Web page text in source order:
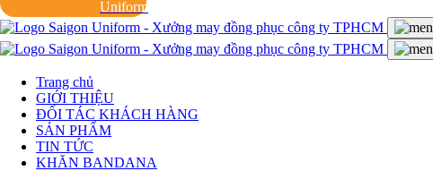
Trang chủ
GIỚI THIỆU
ĐỐI TÁC KHÁCH HÀNG
SẢN PHẨM
TIN TỨC
KHĂN BANDANA